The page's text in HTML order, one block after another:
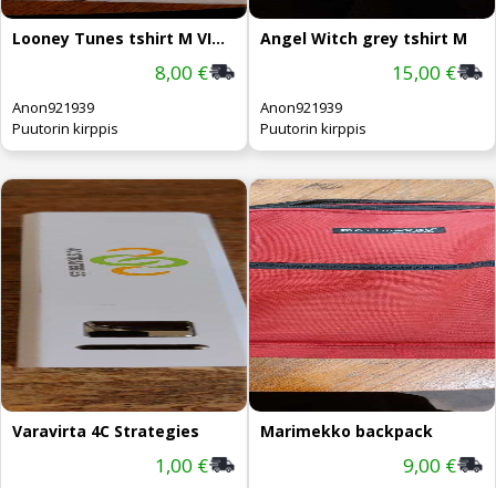
Looney Tunes tshirt M VINTAGE 90's
8,00 €
Anon921939
Puutorin kirppis
Angel Witch grey tshirt M
15,00 €
Anon921939
Puutorin kirppis
Varavirta 4C Strategies
1,00 €
Marimekko backpack
9,00 €